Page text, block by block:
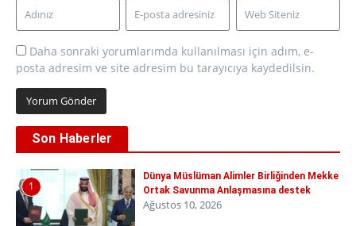
Daha sonraki yorumlarımda kullanılması için adım, e-
posta adresim ve site adresim bu tarayıcıya kaydedilsin.
Son Haberler
1
Dünya Müslüman Alimler Birliğinden Mekke
Ortak Savunma Anlaşmasına destek
Ağustos 10, 2026